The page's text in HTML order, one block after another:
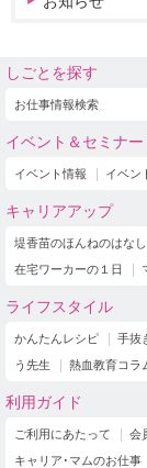
しごとを探す
お仕事情報検索
イベント＆セミナー
イベント情報 イベン
キャリアアップ
堤香苗のほんねのはなし
在宅ワーカーの１日
ライフスタイル
かんたんレシピ 手抜
う先生
熱血教育コラ
利用ガイド
ご利用にあたって 会
キャリア･マムのお仕事